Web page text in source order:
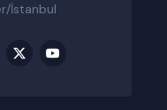
İstanbul